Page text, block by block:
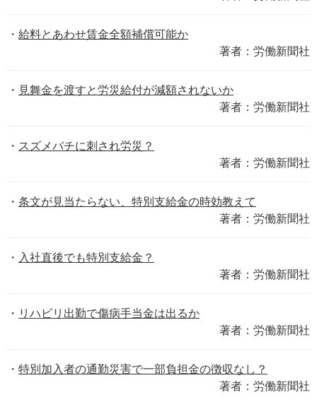
給料とあわせ賃金全額補償可能か
著者：労働新聞社
見舞金を渡すと労災給付が減額されないか
著者：労働新聞社
スズメバチに刺され労災？
著者：労働新聞社
条文が見当たらない、特別支給金の時効教えて
著者：労働新聞社
入社直後でも特別支給金？
著者：労働新聞社
リハビリ出勤で傷病手当金は出るか
著者：労働新聞社
特別加入者の通勤災害で一部負担金の徴収なし？
著者：労働新聞社